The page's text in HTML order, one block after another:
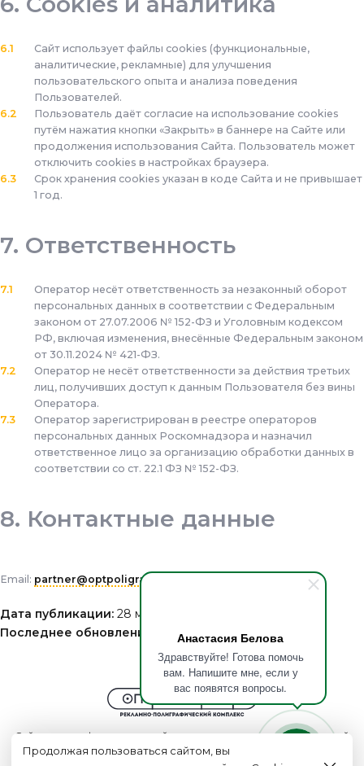
Анастасия Белова
Здравствуйте! Готова помочь
вам. Напишите мне, если у
вас появятся вопросы.
Сайт использует файлы cookies (функциональные,
аналитические, рекламные) для улучшения
пользовательского опыта и анализа поведения
Пользователей.
Пользователь даёт согласие на использование cookies
путём нажатия кнопки «Закрыть» в баннере на Сайте или
продолжения использования Сайта. Пользователь может
отключить cookies в настройках браузера.
Срок хранения cookies указан в коде Сайта и не привышает
1 год.
Ответственность
Оператор несёт ответственность за незаконный оборот
персональных данных в соответствии с Федеральным
законом от 27.07.2006 № 152-ФЗ и Уголовным кодексом
РФ, включая изменения, внесённые Федеральным законом
от 30.11.2024 № 421-ФЗ.
Оператор не несёт ответственности за действия третьих
лиц, получивших доступ к данным Пользователя без вины
Оператора.
Оператор зарегистрирован в реестре операторов
персональных данных Роскомнадзора и назначил
ответственное лицо за организацию обработки данных в
соответствии со ст. 22.1 ФЗ № 152-ФЗ.
Контактные данные
Email: partner@optpoligraf.ru
Дата публикации: 28 мая 2025 г.
Последнее обновление:
28 мая 2025 г.
Сайт носит информационный характер и не является публичной
офертой
Продолжая пользоваться сайтом, вы